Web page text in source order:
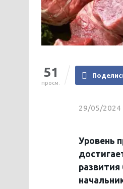
51
просм.
29/05/2024
Уровень